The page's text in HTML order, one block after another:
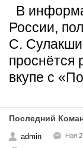
В
России,
С.
проснётся
вкупе с
Последний
admin Ноя